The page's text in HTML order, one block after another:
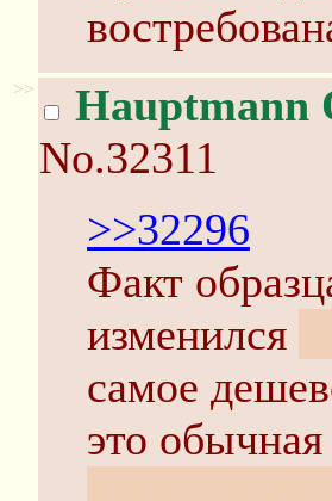
>>
Hauptmann
No.32311
>>32296
Факт
изменился
самое
это